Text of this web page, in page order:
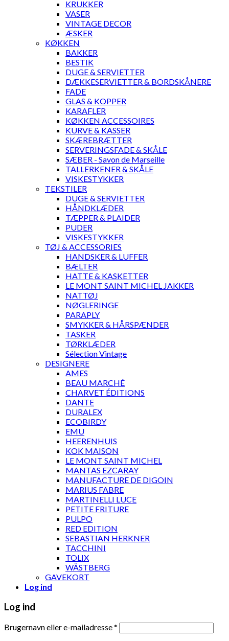
KRUKKER
VASER
VINTAGE DECOR
ÆSKER
KØKKEN
BAKKER
BESTIK
DUGE & SERVIETTER
DÆKKESERVIETTER & BORDSKÅNERE
FADE
GLAS & KOPPER
KARAFLER
KØKKEN ACCESSOIRES
KURVE & KASSER
SKÆREBRÆTTER
SERVERINGSFADE & SKÅLE
SÆBER - Savon de Marseille
TALLERKENER & SKÅLE
VISKESTYKKER
TEKSTILER
DUGE & SERVIETTER
HÅNDKLÆDER
TÆPPER & PLAIDER
PUDER
VISKESTYKKER
TØJ & ACCESSORIES
HANDSKER & LUFFER
BÆLTER
HATTE & KASKETTER
LE MONT SAINT MICHEL JAKKER
NATTØJ
NØGLERINGE
PARAPLY
SMYKKER & HÅRSPÆNDER
TASKER
TØRKLÆDER
Sélection Vintage
DESIGNERE
AMES
BEAU MARCHÉ
CHARVET ÉDITIONS
DANTE
DURALEX
ECOBIRDY
EMU
HEERENHUIS
KOK MAISON
LE MONT SAINT MICHEL
MANTAS EZCARAY
MANUFACTURE DE DIGOIN
MARIUS FABRE
MARTINELLI LUCE
PETITE FRITURE
PULPO
RED EDITION
SEBASTIAN HERKNER
TACCHINI
TOLIX
WÄSTBERG
GAVEKORT
Log ind
Log ind
Brugernavn eller e-mailadresse*